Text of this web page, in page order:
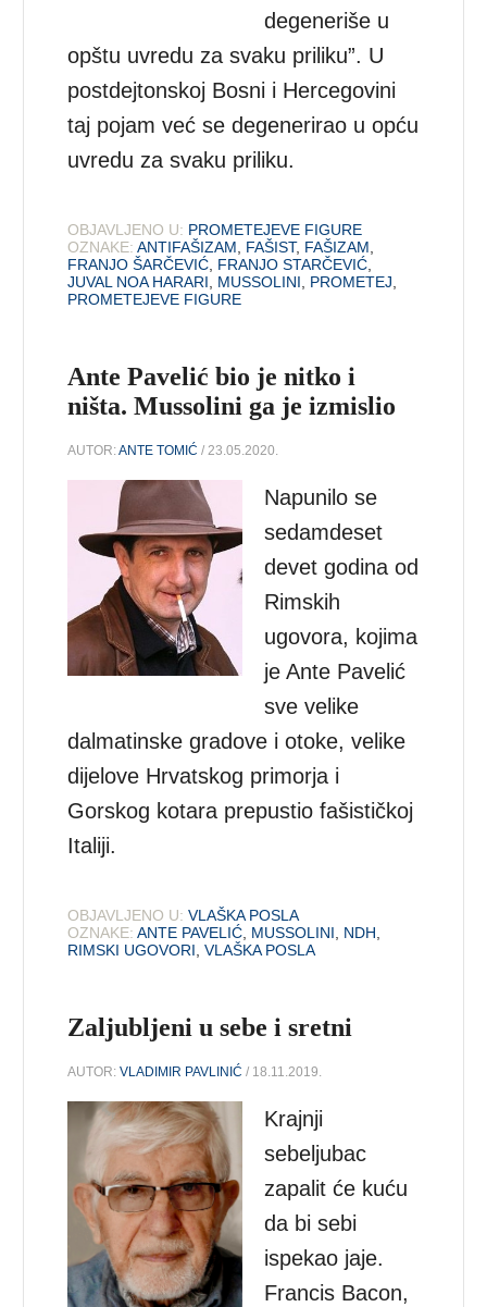
degeneriše u
opštu uvredu za svaku priliku”. U
postdejtonskoj Bosni i Hercegovini
taj pojam već se degenerirao u opću
uvredu za svaku priliku.
OBJAVLJENO U: PROMETEJEVE FIGURE
OZNAKE: ANTIFAŠIZAM, FAŠIST, FAŠIZAM,
FRANJO ŠARČEVIĆ, FRANJO STARČEVIĆ,
JUVAL NOA HARARI, MUSSOLINI, PROMETEJ,
PROMETEJEVE FIGURE
Ante Pavelić bio je nitko i
ništa. Mussolini ga je izmislio
AUTOR:ANTE TOMIĆ / 23.05.2020.
Napunilo se
sedamdeset
devet godina od
Rimskih
ugovora, kojima
je Ante Pavelić
sve velike
dalmatinske gradove i otoke, velike
dijelove Hrvatskog primorja i
Gorskog kotara prepustio fašističkoj
Italiji.
OBJAVLJENO U: VLAŠKA POSLA
OZNAKE: ANTE PAVELIĆ MUSSOLINI NDH
RIMSKI UGOVORI ,VLAŠKA POSLA
Zaljubljeni u sebe i sretni
AUTOR:VLADIMIR PAVLINIĆ / 18.11.2019.
Krajnji
sebeljubac
zapalit će kuću
da bi sebi
ispekao jaje.
Francis Bacon,